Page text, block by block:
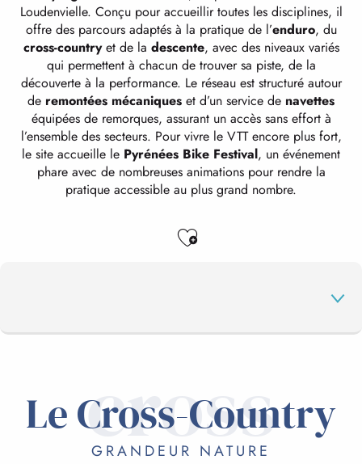
Loudenvielle. Conçu pour accueillir toutes les disciplines, il
offre des parcours adaptés à la pratique de l’enduro, du
cross-countryet de la descente, avec des niveaux variés
qui permettent à chacun de trouver sa piste, de la
découverte à la performance. Le réseau est structuré autour
de remontées mécaniques et d’un service de navettes
équipées de remorques, assurant un accès sans effort à
l’ensemble des secteurs. Pour vivre le VTT encore plus fort,
le site accueille le Pyrénées Bike Festival, un événement
phare avec de nombreuses animations pour rendre la
pratique accessible au plus grand nombre.
Ajouter aux
cross
Le Cross-Country
GRANDEUR NATURE